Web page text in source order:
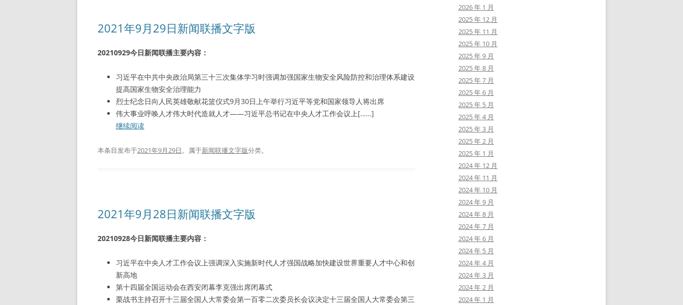
2021年9月29日新闻联播文字版
20210929今日新闻联播主要内容：
习近平在中共中央政治局第三十三次集体学习时强调加强国家生物安全风险防控和治理体系建设
提高国家生物安全治理能力
烈士纪念日向人民英雄敬献花篮仪式9月30日上午举行习近平等党和国家领导人将出席
伟大事业呼唤人才伟大时代造就人才——习近平总书记在中央人才工作会议上[……]
继续阅读
本条目发布于2021年9月29日。属于新闻联播文字版分类。
2021年9月28日新闻联播文字版
20210928今日新闻联播主要内容：
习近平在中央人才工作会议上强调深入实施新时代人才强国战略加快建设世界重要人才中心和创
新高地
第十四届全国运动会在西安闭幕李克强出席闭幕式
栗战书主持召开十三届全国人大常委会第一百零二次委员长会议决定十三届全国人大常委会第三
2026 年 1 月
2025 年 12 月
2025 年 11 月
2025 年 10 月
2025 年 9 月
2025 年 8 月
2025 年 7 月
2025 年 6 月
2025 年 5 月
2025 年 4 月
2025 年 3 月
2025 年 2 月
2025 年 1 月
2024 年 12 月
2024 年 11 月
2024 年 10 月
2024 年 9 月
2024 年 8 月
2024 年 7 月
2024 年 6 月
2024 年 5 月
2024 年 4 月
2024 年 3 月
2024 年 2 月
2024 年 1 月